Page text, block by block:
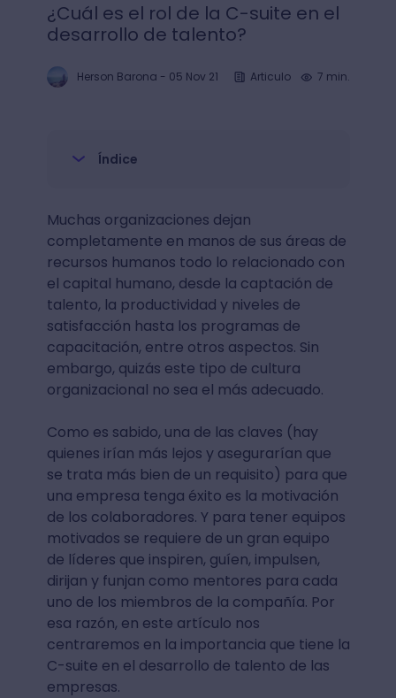
¿Cuál es el rol de la C-suite en el
desarrollo de talento?
Herson Barona - 05 Nov 21 Articulo 7 min.
Índice
Muchas organizaciones dejan
completamente en manos de sus áreas de
recursos humanos todo lo relacionado con
el capital humano, desde la captación de
talento, la productividad y niveles de
satisfacción hasta los programas de
capacitación, entre otros aspectos. Sin
embargo, quizás este tipo de cultura
organizacional no sea el más adecuado.
Como es sabido, una de las claves (hay
quienes irían más lejos y asegurarían que
se trata más bien de un requisito) para que
una empresa tenga éxito es la motivación
de los colaboradores. Y para tener equipos
motivados se requiere de un gran equipo
de líderes que inspiren, guíen, impulsen,
dirijan y funjan como mentores para cada
uno de los miembros de la compañía. Por
esa razón, en este artículo nos
centraremos en la importancia que tiene la
C-suite en el desarrollo de talento de las
empresas.